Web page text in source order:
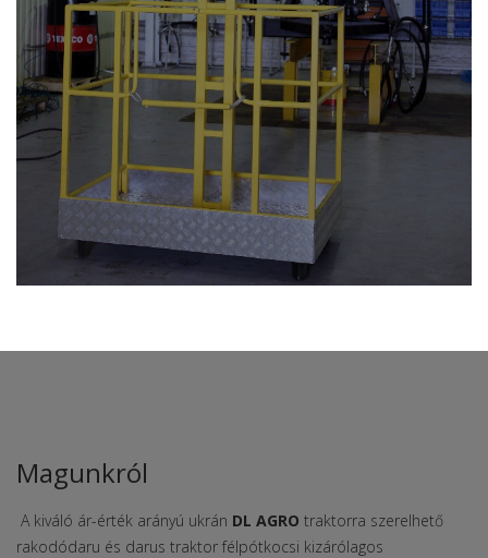
Magunkról
A kiváló ár-érték arányú ukrán DL AGRO traktorra szerelhető
rakodódaru és darus traktor félpótkocsi kizárólagos